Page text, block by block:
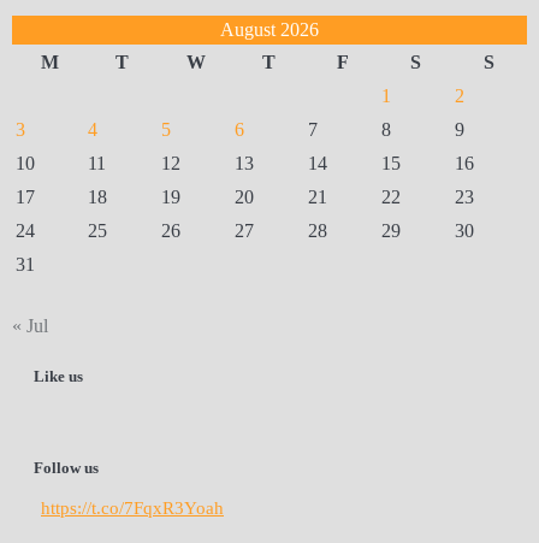
August 2026
M
T W T F S
S
1
2
3
4 5 6 7 8
9
10
11 12 13 14 15
16
17
18 19 20 21 22
23
24
25 26 27 28 29
30
31
« Jul
Like us
Follow us
https://t.co/7FqxR3Yoah